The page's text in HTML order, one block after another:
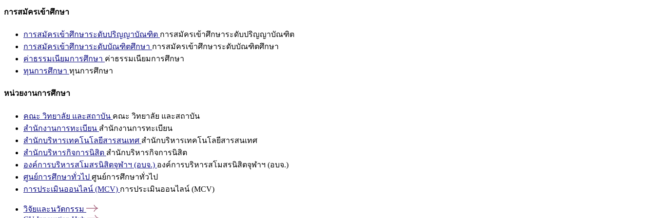
การสมัครเข้าศึกษา
การสมัครเข้าศึกษาระดับปริญญาบัณฑิต การสมัครเข้าศึกษาระดับปริญญาบัณฑิต
การสมัครเข้าศึกษาระดับบัณฑิตศึกษา การสมัครเข้าศึกษาระดับบัณฑิตศึกษา
ค่าธรรมเนียมการศึกษา ค่าธรรมเนียมการศึกษา
ทุนการศึกษา ทุนการศึกษา
หน่วยงานการศึกษา
คณะ วิทยาลัย และสถาบัน คณะ วิทยาลัย และสถาบัน
สำนักงานการทะเบียน สำนักงานการทะเบียน
สำนักบริหารเทคโนโลยีสารสนเทศ สำนักบริหารเทคโนโลยีสารสนเทศ
สำนักบริหารกิจการนิสิต สำนักบริหารกิจการนิสิต
องค์การบริหารสโมสรนิสิตจุฬาฯ (อบจ.) องค์การบริหารสโมสรนิสิตจุฬาฯ (อบจ.)
ศูนย์การศึกษาทั่วไป ศูนย์การศึกษาทั่วไป
การประเมินออนไลน์ (MCV) การประเมินออนไลน์ (MCV)
วิจัยและนวัตกรรม